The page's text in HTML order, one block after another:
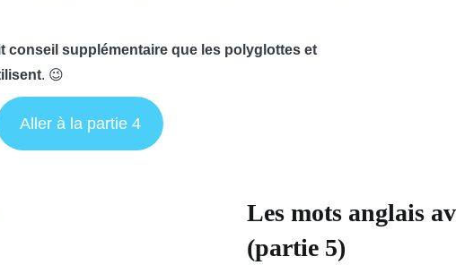
conseil supplémentaire que les polyglottes et
. 😉
Aller à la partie 4
Les mots anglais
(partie 5)